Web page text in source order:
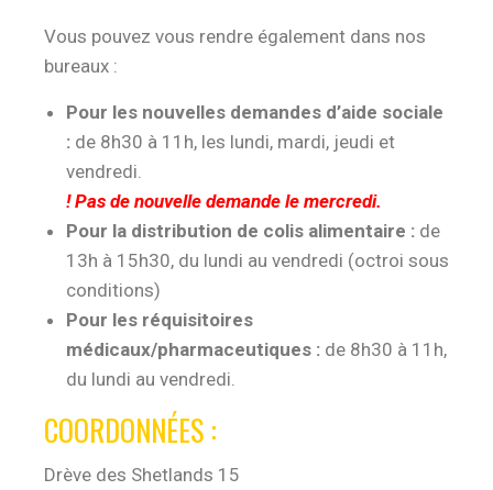
Vous pouvez vous rendre également dans nos
bureaux :
Pour les nouvelles demandes d’aide sociale
: de 8h30 à 11h, les lundi, mardi, jeudi et
vendredi.
! Pas de nouvelle demande le mercredi.
Pour la distribution de colis alimentaire : de
13h à 15h30, du lundi au vendredi (octroi sous
conditions)
Pour les réquisitoires
médicaux/pharmaceutiques : de 8h30 à 11h,
du lundi au vendredi.
COORDONNÉES :
Drève des Shetlands 15